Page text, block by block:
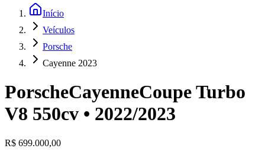
Início
Veículos
Porsche
Cayenne 2023
PorscheCayenneCoupe Turbo
V8 550cv • 2022/2023
R$ 699.000,00